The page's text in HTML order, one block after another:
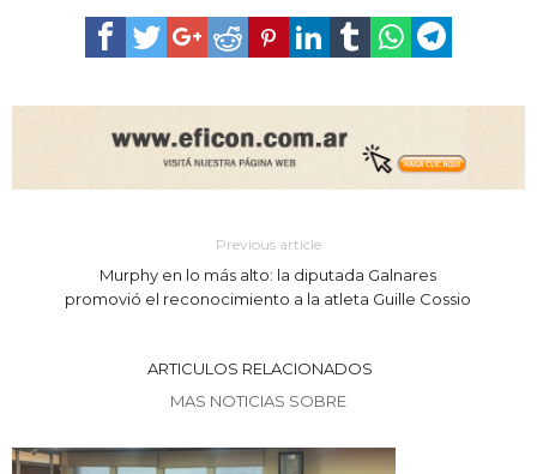
Previous article
Murphy en lo más alto: la diputada Galnares
promovió el reconocimiento a la atleta Guille Cossio
ARTICULOS RELACIONADOS
MAS NOTICIAS SOBRE